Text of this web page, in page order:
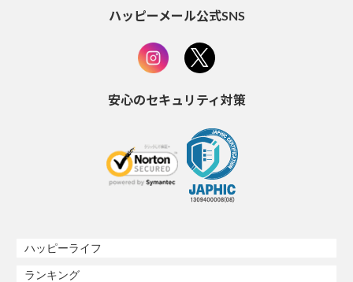
ハッピーメール公式SNS
安心のセキュリティ対策
ハッピーライフ
ランキング